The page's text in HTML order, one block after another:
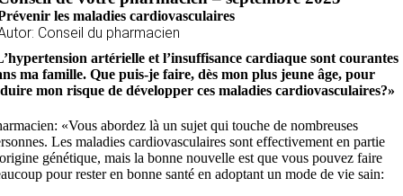
les maladies cardiovasculaires
Conseil du pharmacien
artérielle et l’insuffisance cardiaque sont courantes
ma famille. Que puis-je faire, dès mon plus jeune âge, pour
mon risque de développer ces maladies cardiovasculaires?»
«Vous abordez là un sujet qui touche de nombreuses
Les maladies cardiovasculaires sont effectivement en partie
génétique, mais la bonne nouvelle est que vous pouvez faire
pour rester en bonne santé en adoptant un mode de vie sain: